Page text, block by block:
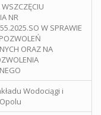
WSZCZĘCIU
NR
W SPRAWIE
ORAZ NA
Wodociągi i